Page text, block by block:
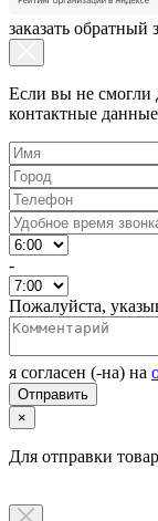
заказать обратный
Если вы не смогли
контактные
-
Пожалуйста,
я согласен (-на) на
×
Для отправки